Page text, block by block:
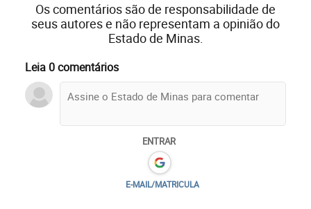
Os comentários são de responsabilidade de
seus autores e não representam a opinião do
Estado de Minas.
Leia 0 comentários
ENTRAR
E-MAIL/MATRICULA